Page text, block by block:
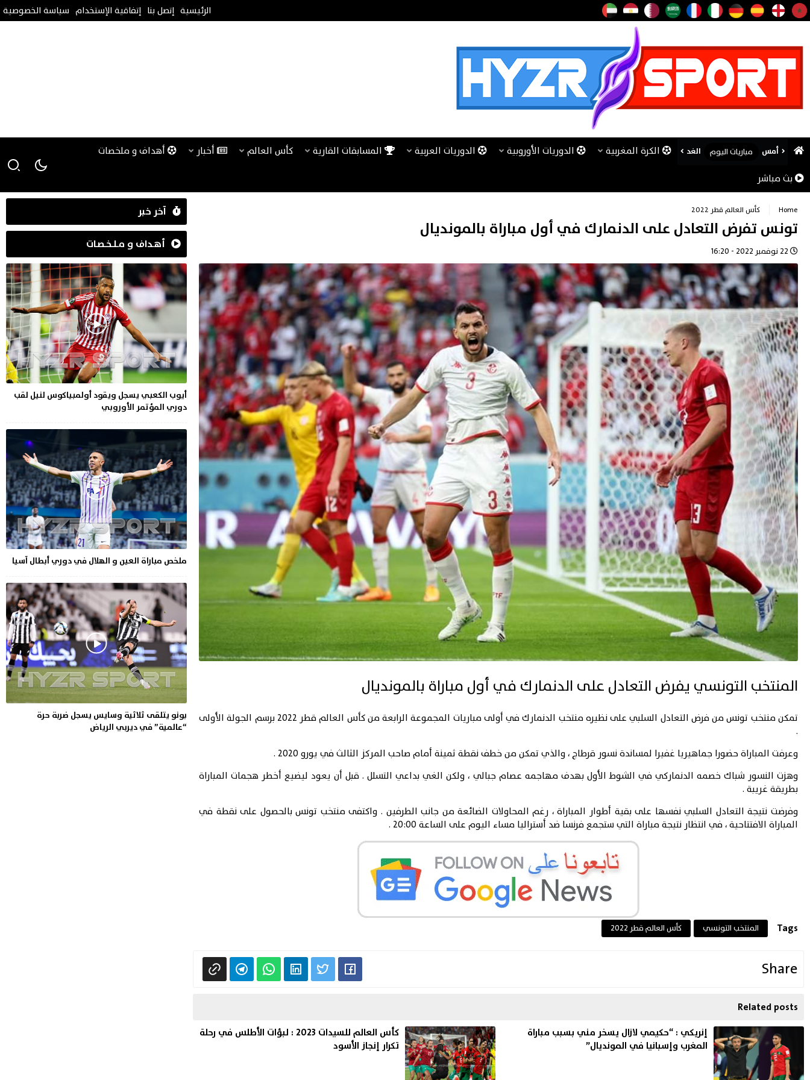
الرئيسية إتصل بنا إتفاقية الإستخدام سياسة الخصوصية
أمس مباريات اليوم الغد الكرة المغربية الدوريات الأوروبية الدوريات العربية المسابقات القارية كأس العالم أخبار
أهداف و ملخصات
بث مباشر
Home كأس العالم قطر 2022
تونس تفرض التعادل على الدنمارك في أول مباراة بالمونديال
المنتخب التونسي يفرض التعادل على الدنمارك في أول مباراة بالمونديال
تمكن منتخب تونس من فرض التعادل السلبي على نظيره منتخب الدنمارك في أولى مباريات المجموعة الرابعة من كأس العالم قطر 2022 برسم الجولة الأولى
.
وعرفت المباراة حضورا جماهيريا غفيرا لمساندة نسور قرطاج ، والذي تمكن من خطف نقطة ثمينة أمام صاحب المركز الثالث في يورو 2020 .
وهزت النسور شباك خصمه الدنماركي في الشوط الأول بهدف مهاجمه عصام جبالي ، ولكن الغي بداعي التسلل . قبل أن يعود ليضيع أخطر هجمات المباراة
بطريقة غريبة .
وفرضت نتيجة التعادل السلبي نفسها على بقية أطوار المباراة ، رغم المحاولات الضائعة من جانب الطرفين . واكتفى منتخب تونس بالحصول على نقطة في
المباراة الافتتاحية ، في انتظار نتيجة مباراة التي ستجمع فرنسا ضد أستراليا مساء اليوم على الساعة 20:00 .
Tags المنتخب التونسي كأس العالم قطر 2022
Share
Related posts
إنريكي : “حكيمي لازال يسخر مني بسبب مباراة
المغرب وإسبانيا في المونديال”
كأس العالم للسيدات 2023 : لبؤات الأطلس في رحلة
تكرار إنجاز الأسود
آخر خبر
أهـداف و مـلـخـصـات
أيوب الكعبي يسجل ويقود أولمبياكوس لنيل لقب
دوري المؤتمر الأوروبي
ملخص مباراة العين و الهلال في دوري أبطال آسيا
بونو يتلقى ثلاثية وسايس يسجل ضربة حرة
“عالمية” في ديربي الرياض